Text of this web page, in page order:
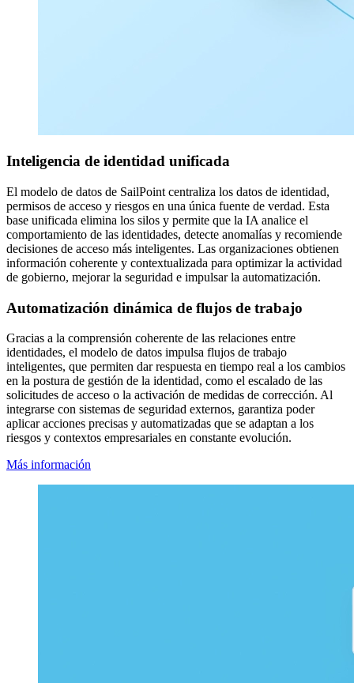
Inteligencia de identidad unificada
El modelo de datos de SailPoint centraliza los datos de identidad,
permisos de acceso y riesgos en una única fuente de verdad. Esta
base unificada elimina los silos y permite que la IA analice el
comportamiento de las identidades, detecte anomalías y recomiende
decisiones de acceso más inteligentes. Las organizaciones obtienen
información coherente y contextualizada para optimizar la actividad
de gobierno, mejorar la seguridad e impulsar la automatización.
Automatización dinámica de flujos de trabajo
Gracias a la comprensión coherente de las relaciones entre
identidades, el modelo de datos impulsa flujos de trabajo
inteligentes, que permiten dar respuesta en tiempo real a los cambios
en la postura de gestión de la identidad, como el escalado de las
solicitudes de acceso o la activación de medidas de corrección. Al
integrarse con sistemas de seguridad externos, garantiza poder
aplicar acciones precisas y automatizadas que se adaptan a los
riesgos y contextos empresariales en constante evolución.
Más información